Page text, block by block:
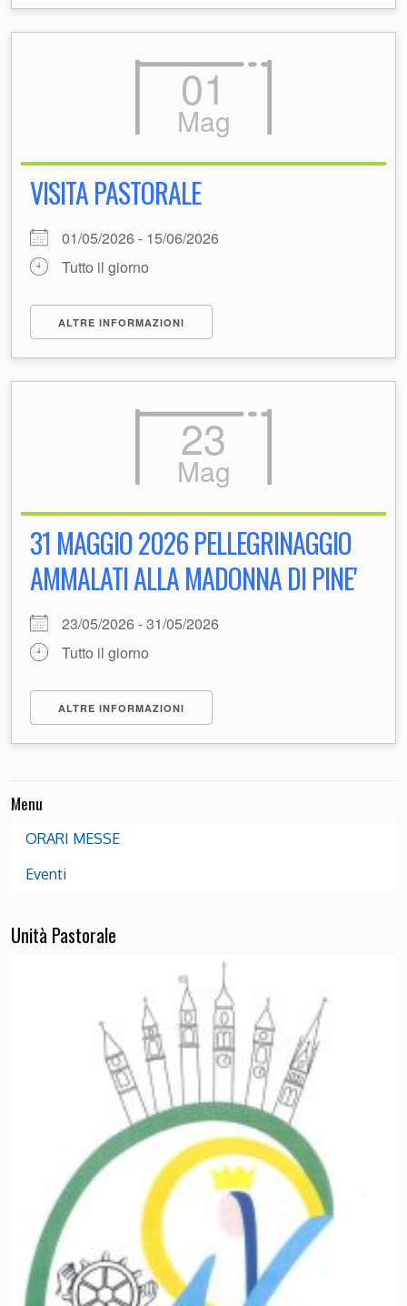
01
Mag
VISITA PASTORALE
01/05/2026 - 15/06/2026
Tutto il giorno
ALTRE INFORMAZIONI
23
Mag
31 MAGGIO 2026 PELLEGRINAGGIO
AMMALATI ALLA MADONNA DI PINE'
23/05/2026 - 31/05/2026
Tutto il giorno
ALTRE INFORMAZIONI
Menu
ORARI MESSE
Eventi
Unità Pastorale